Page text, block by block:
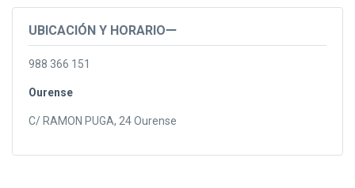
UBICACIÓN Y HORARIO
988 366 151
Ourense
C/ RAMON PUGA, 24 Ourense